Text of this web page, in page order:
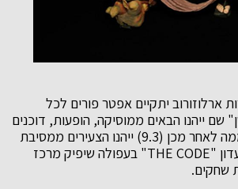
ארלוזורוב יתקיים אפטר פורים לכל
ייהנו הבאים ממוסיקה, הופעות, דוכנים
ותחרות תחפושות. יממה לאחר מכן (9.3) ייהנו הצעירים ממסיבת
פורים לבני 30+ במועדון "THE CODE" בעפולה שיפיק מרכז
שחקים.